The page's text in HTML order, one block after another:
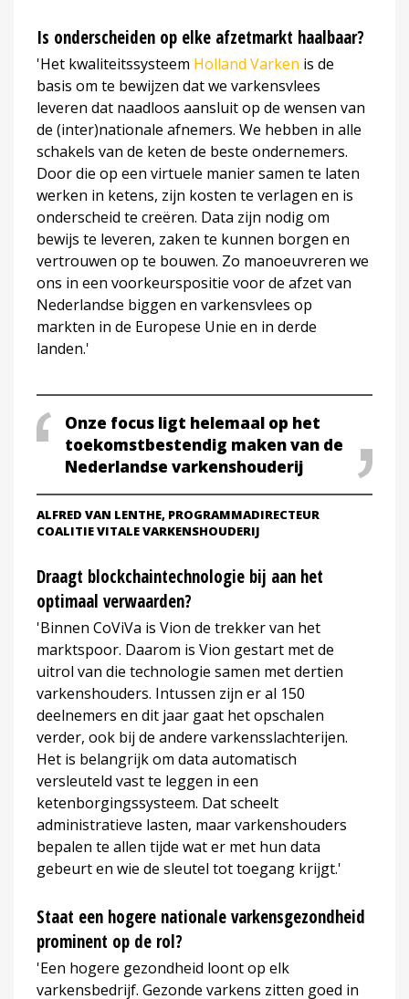
Is onderscheiden op elke afzetmarkt haalbaar?
'Het kwaliteitssysteem Holland Varken is de
basis om te bewijzen dat we varkensvlees
leveren dat naadloos aansluit op de wensen van
de (inter)nationale afnemers. We hebben in alle
schakels van de keten de beste ondernemers.
Door die op een virtuele manier samen te laten
werken in ketens, zijn kosten te verlagen en is
onderscheid te creëren. Data zijn nodig om
bewijs te leveren, zaken te kunnen borgen en
vertrouwen op te bouwen. Zo manoeuvreren we
ons in een voorkeurspositie voor de afzet van
Nederlandse biggen en varkensvlees op
markten in de Europese Unie en in derde
landen.'
Onze focus ligt helemaal op het
toekomstbestendig maken van de
Nederlandse varkenshouderij
ALFRED VAN LENTHE, PROGRAMMADIRECTEUR
COALITIE VITALE VARKENSHOUDERIJ
Draagt blockchaintechnologie bij aan het
optimaal verwaarden?
'Binnen CoViVa is Vion de trekker van het
marktspoor. Daarom is Vion gestart met de
uitrol van die technologie samen met dertien
varkenshouders. Intussen zijn er al 150
deelnemers en dit jaar gaat het opschalen
verder, ook bij de andere varkensslachterijen.
Het is belangrijk om data automatisch
versleuteld vast te leggen in een
ketenborgingssysteem. Dat scheelt
administratieve lasten, maar varkenshouders
bepalen te allen tijde wat er met hun data
gebeurt en wie de sleutel tot toegang krijgt.'
Staat een hogere nationale varkensgezondheid
prominent op de rol?
'Een hogere gezondheid loont op elk
varkensbedrijf. Gezonde varkens zitten goed in